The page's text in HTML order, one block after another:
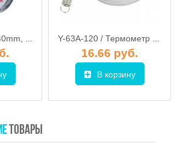
Термометр ITAP 40mm, осевое подключение 493 Y-63A-120 / Термометр накладной с пружиной 0-120, TIM
16.66 руб.
В корзину
ТОВАРЫ